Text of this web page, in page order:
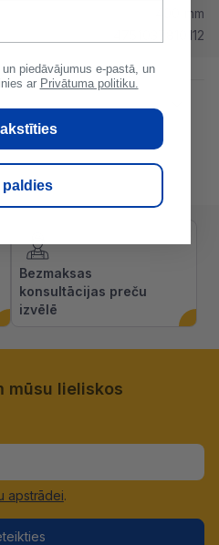
400 mm
4751037810112
Bezmaksas
konsultācijas preču
izvēlē
mūsu lieliskos
apstrādei.
piedāvājumus e-pastā, un
ar Privātuma politiku.
paldies